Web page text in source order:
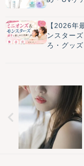
【2026年
ンスター
ろ・グッ